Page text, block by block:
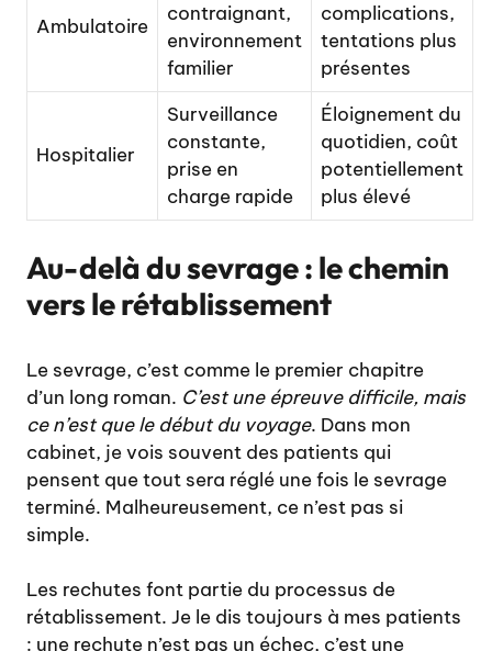
Ambulatoire
contraignant,
environnement
familier
complications,
tentations plus
présentes
Hospitalier
Surveillance
constante,
prise en
charge rapide
Éloignement du
quotidien, coût
potentiellement
plus élevé
Au-delà du sevrage : le chemin
vers le rétablissement
Le sevrage, c’est comme le premier chapitre
d’un long roman. C’est une épreuve difficile, mais
ce n’est que le début du voyage. Dans mon
cabinet, je vois souvent des patients qui
pensent que tout sera réglé une fois le sevrage
terminé. Malheureusement, ce n’est pas si
simple.
Les rechutes font partie du processus de
rétablissement. Je le dis toujours à mes patients
: une rechute n’est pas un échec, c’est une